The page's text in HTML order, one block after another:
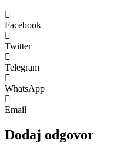
Facebook
Twitter
Telegram
WhatsApp
Email
Dodaj odgovor